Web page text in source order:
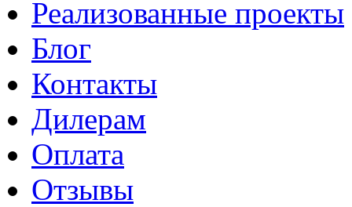
Реализованные проекты
Блог
Контакты
Дилерам
Оплата
Отзывы